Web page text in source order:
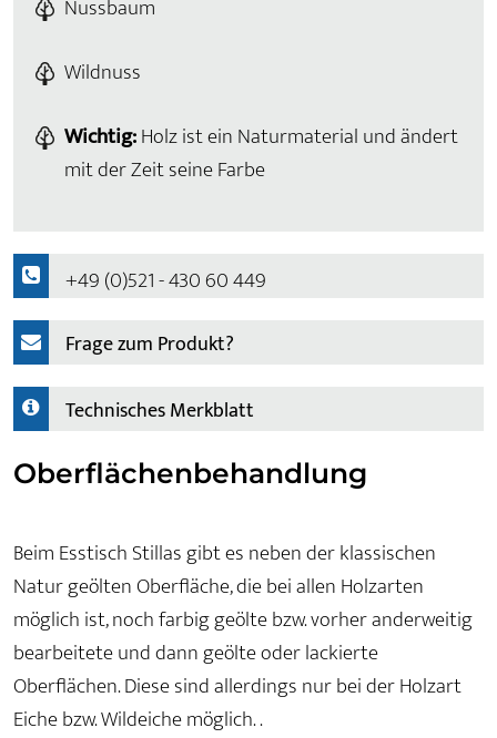
Nussbaum
Wildnuss
Wichtig:Holz ist ein Naturmaterial und ändert
mit der Zeit seine Farbe
+49 (0)521 - 430 60 449
Frage zum Produkt?
Technisches Merkblatt
Oberflächenbehandlung
Beim Esstisch Stillas gibt es neben der klassischen
Natur geölten Oberfläche, die bei allen Holzarten
möglich ist, noch farbig geölte bzw. vorher anderweitig
bearbeitete und dann geölte oder lackierte
Oberflächen. Diese sind allerdings nur bei der Holzart
Eiche bzw. Wildeiche möglich. .